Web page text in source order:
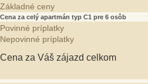
Základné ceny
Cena za celý apartmán typ C1 pre 6 osôb
Povinné príplatky
Nepovinné príplatky
Cena za Váš zájazd celkom